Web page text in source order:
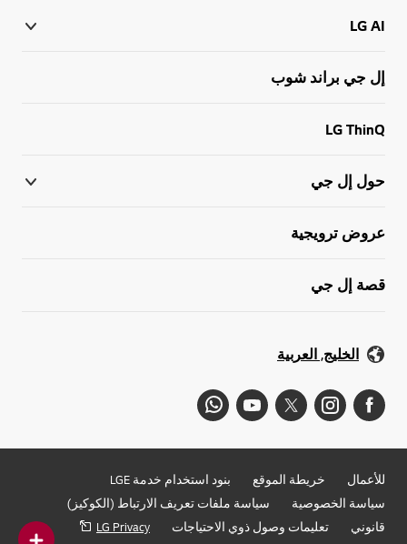
LG AI
إل جي براند شوب
LG ThinQ
حول إل جي
عروض ترويجية
قصة إل جي
الخليج, العربية
للأعمال خريطة الموقع
بنود استخدام خدمة LGE
سياسة الخصوصية
سياسة ملفات تعريف الارتباط (الكوكيز)
قانوني
تعليمات وصول ذوي الاحتياجات LG Privacy